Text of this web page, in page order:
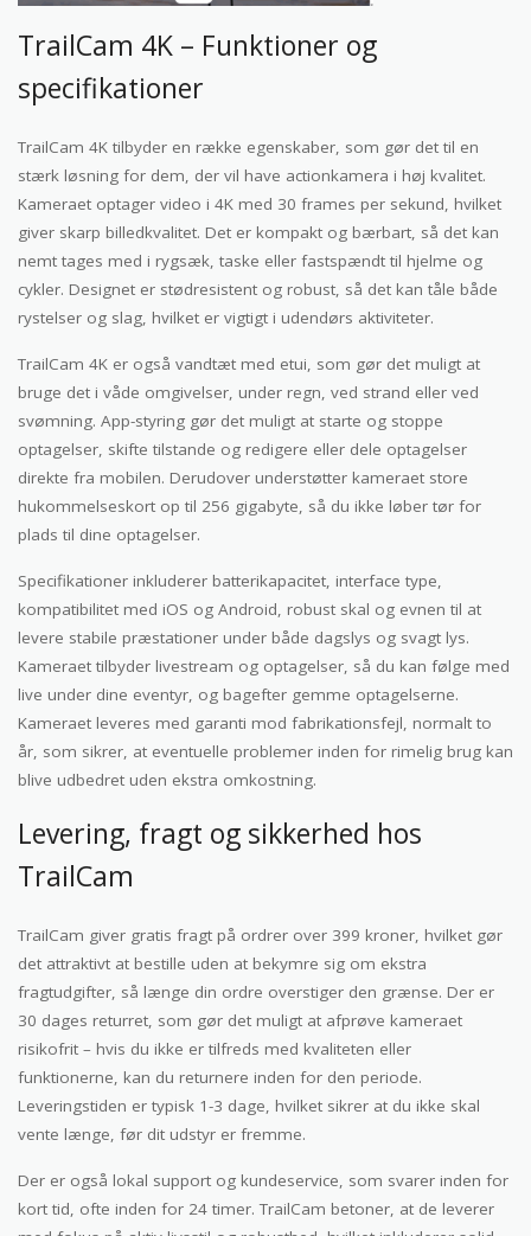
TrailCam 4K – Funktioner og
specifikationer
TrailCam 4K tilbyder en række egenskaber, som gør det til en
stærk løsning for dem, der vil have actionkamera i høj kvalitet.
Kameraet optager video i 4K med 30 frames per sekund, hvilket
giver skarp billedkvalitet. Det er kompakt og bærbart, så det kan
nemt tages med i rygsæk, taske eller fastspændt til hjelme og
cykler. Designet er stødresistent og robust, så det kan tåle både
rystelser og slag, hvilket er vigtigt i udendørs aktiviteter.
TrailCam 4K er også vandtæt med etui, som gør det muligt at
bruge det i våde omgivelser, under regn, ved strand eller ved
svømning. App-styring gør det muligt at starte og stoppe
optagelser, skifte tilstande og redigere eller dele optagelser
direkte fra mobilen. Derudover understøtter kameraet store
hukommelseskort op til 256 gigabyte, så du ikke løber tør for
plads til dine optagelser.
Specifikationer inkluderer batterikapacitet, interface type,
kompatibilitet med iOS og Android, robust skal og evnen til at
levere stabile præstationer under både dagslys og svagt lys.
Kameraet tilbyder livestream og optagelser, så du kan følge med
live under dine eventyr, og bagefter gemme optagelserne.
Kameraet leveres med garanti mod fabrikationsfejl, normalt to
år, som sikrer, at eventuelle problemer inden for rimelig brug kan
blive udbedret uden ekstra omkostning.
Levering, fragt og sikkerhed hos
TrailCam
TrailCam giver gratis fragt på ordrer over 399 kroner, hvilket gør
det attraktivt at bestille uden at bekymre sig om ekstra
fragtudgifter, så længe din ordre overstiger den grænse. Der er
30 dages returret, som gør det muligt at afprøve kameraet
risikofrit – hvis du ikke er tilfreds med kvaliteten eller
funktionerne, kan du returnere inden for den periode.
Leveringstiden er typisk 1-3 dage, hvilket sikrer at du ikke skal
vente længe, før dit udstyr er fremme.
Der er også lokal support og kundeservice, som svarer inden for
kort tid, ofte inden for 24 timer. TrailCam betoner, at de leverer